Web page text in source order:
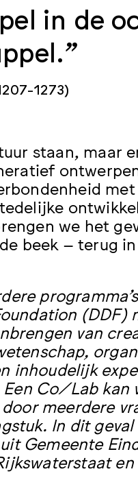
in de
1273)
staan, maar
we het
beek – terug
van
inhoudelijk
Co/Lab kan
meerdere
In dit
Gemeente
en